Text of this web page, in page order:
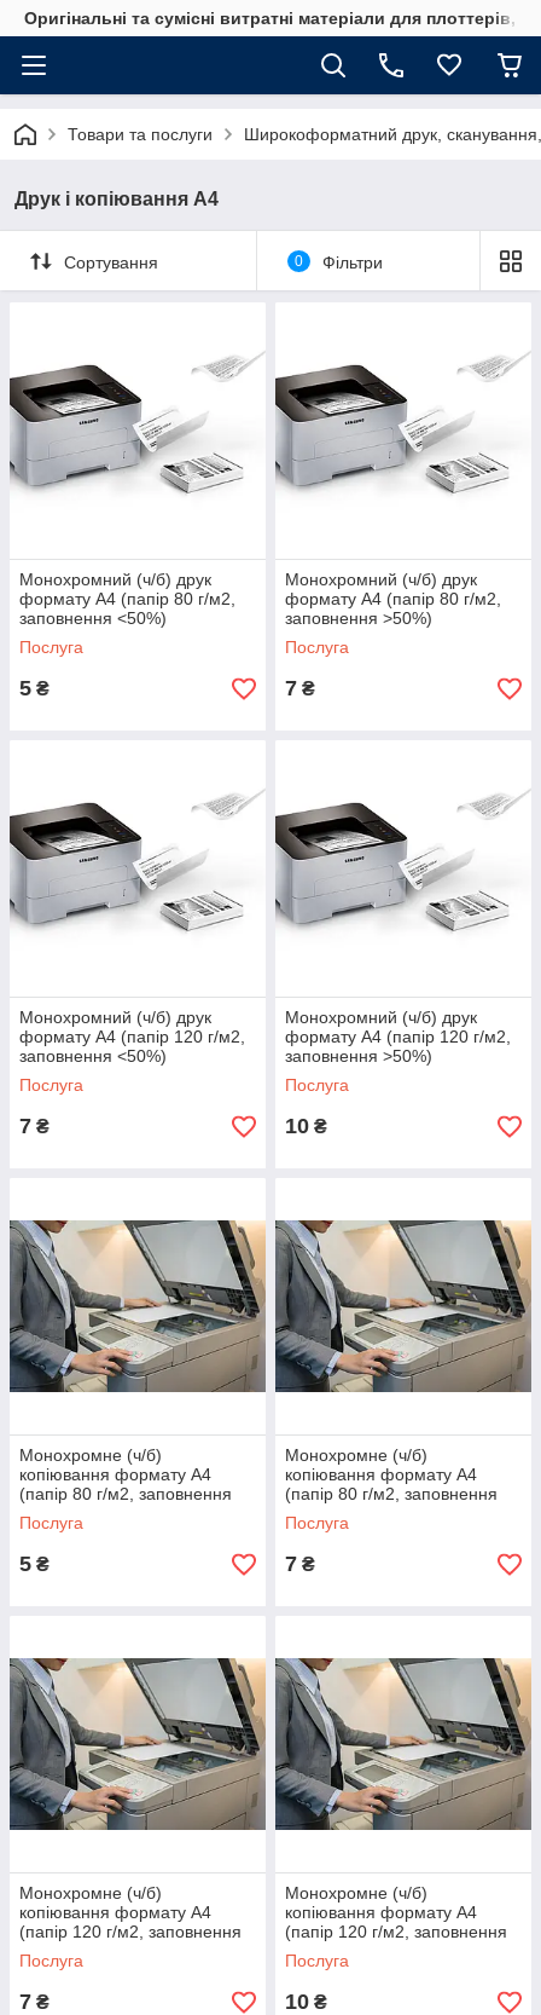
Оригінальні та сумісні витратні матеріали для плоттерів,
Товари та послуги Широкоформатний друк,
Друк і копіювання А4
Сортування 0 Фільтри
Монохромний (ч/б) друк
формату А4 (папір 80 г/м2,
заповнення <50%)
Послуга
5 ₴
Монохромний (ч/б) друк
формату А4 (папір 80 г/м2,
заповнення >50%)
Послуга
7 ₴
Монохромний (ч/б) друк
формату А4 (папір 120 г/м2,
заповнення <50%)
Послуга
7 ₴
Монохромний (ч/б) друк
формату А4 (папір 120 г/м2,
заповнення >50%)
Послуга
10 ₴
Монохромне (ч/б)
копіювання формату А4
(папір 80 г/м2, заповнення
<50%)
Послуга
5 ₴
Монохромне (ч/б)
копіювання формату А4
(папір 80 г/м2, заповнення
>50%)
Послуга
7 ₴
Монохромне (ч/б)
копіювання формату А4
(папір 120 г/м2, заповнення
<50%)
Послуга
7 ₴
Монохромне (ч/б)
копіювання формату А4
(папір 120 г/м2, заповнення
>50%)
Послуга
10 ₴